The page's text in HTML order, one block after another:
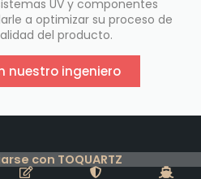
UV y componentes
a optimizar su proceso de
del producto.
nuestro ingeniero
con TOQUARTZ